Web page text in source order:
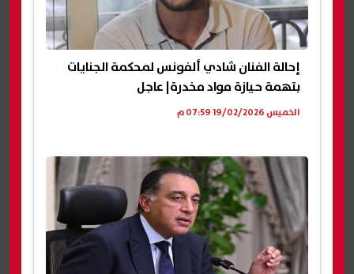
إحالة الفنان شادي ألفونس لمحكمة الجنايات
بتهمة حيازة مواد مخدرة| عاجل
الخميس 19/02/2026 07:59 م